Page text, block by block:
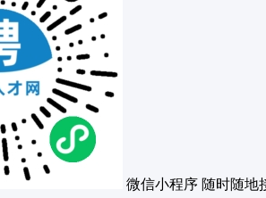
微信小程序 随时随地